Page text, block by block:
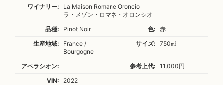
ワイナリー:
La Maison Romane Oroncio
ラ・メゾン・ロマネ・オロンシオ
品種:
Pinot Noir 色:
赤
生産地域:
France /
Bourgogne
サイズ: 750㎖
アペラシオン: 参考上代:
11,000円
VIN:
2022